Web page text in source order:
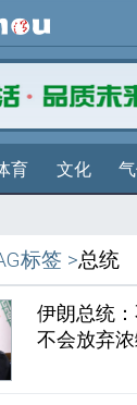
育 文化
标签 >总统
伊朗总统
不会放弃